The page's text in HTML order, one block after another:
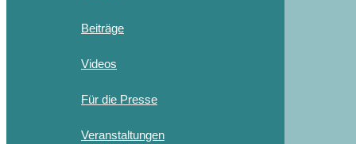
Beiträge
Videos
Für die Presse
Veranstaltungen